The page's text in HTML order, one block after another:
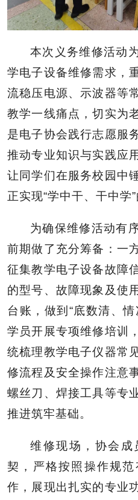
本次义务维修活动
学电子设备维修需求，
流稳压电源、示波器等
教学一线痛点，切实为
是电子协会践行志愿服
推动专业知识与实践应
让同学们在服务校园中
正实现“学中干、干中学”
为确保维修活动有
前期做了充分筹备：一
征集教学电子设备故障
的型号、故障现象及使
台账，做到“底数清、
学员开展专项维修培训
统梳理教学电子仪器常
修流程及安全操作注意
螺丝刀、焊接工具等专
推进筑牢基础。
维修现场，协会成
契，严格按照操作规
作，展现出扎实的专业